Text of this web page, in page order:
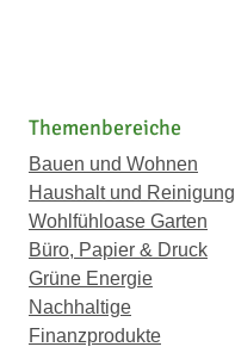
Themenbereiche
Bauen und Wohnen
Haushalt und Reinigung
Wohlfühloase Garten
Büro, Papier & Druck
Grüne Energie
Nachhaltige
Finanzprodukte